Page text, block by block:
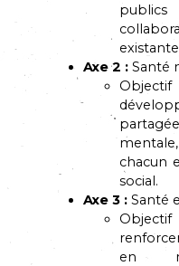
Axe 2 :Santé
chacun
social.
Axe 3 :Santé
en